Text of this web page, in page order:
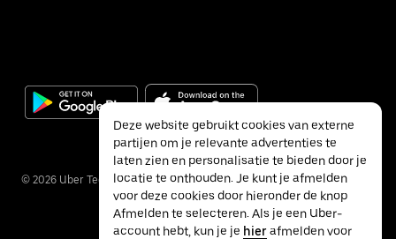
© 2026 Uber Technologies Inc.
Deze website gebruikt cookies van externe
partijen om je relevante advertenties te
laten zien en personalisatie te bieden door je
locatie te onthouden. Je kunt je afmelden
voor deze cookies door hieronder de knop
Afmelden te selecteren. Als je een Uber-
account hebt, kun je je hierafmelden voor